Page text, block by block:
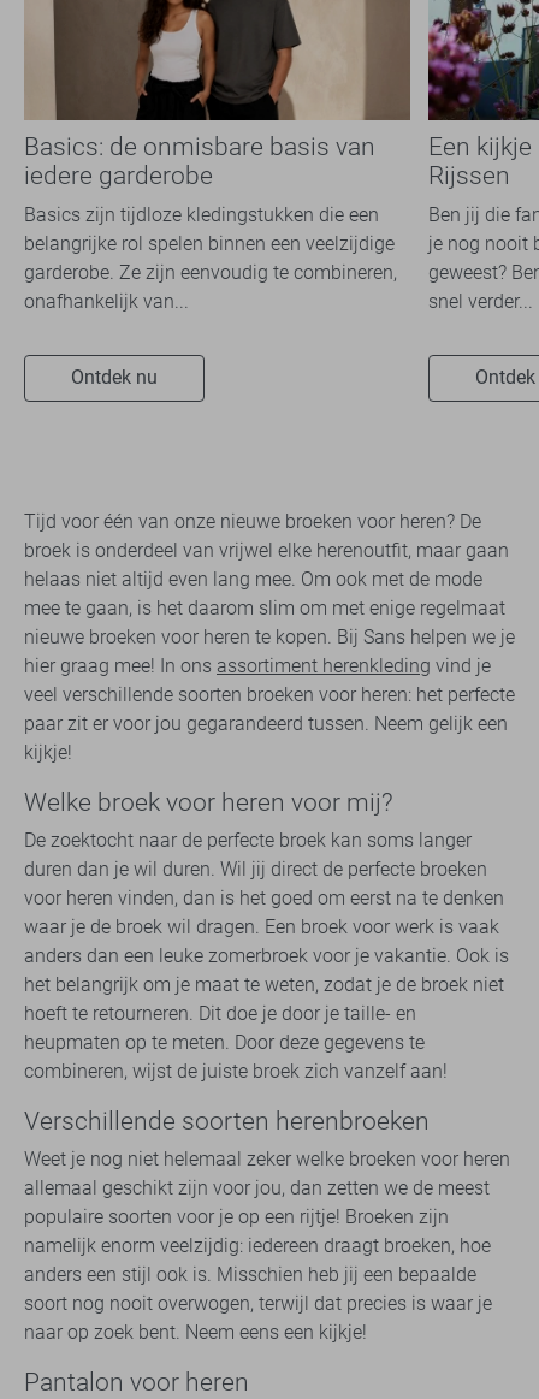
Basics: de onmisbare basis van
iedere garderobe
Basics zijn tijdloze kledingstukken die een
belangrijke rol spelen binnen een veelzijdige
garderobe. Ze zijn eenvoudig te combineren,
onafhankelijk van...
Ontdek nu
Een
Rijssen
Ben jij die
je nog nooit
geweest?
snel verder...
Tijd voor één van onze nieuwe broeken voor heren? De
broek is onderdeel van vrijwel elke herenoutfit, maar gaan
helaas niet altijd even lang mee. Om ook met de mode
mee te gaan, is het daarom slim om met enige regelmaat
nieuwe broeken voor heren te kopen. Bij Sans helpen we je
hier graag mee! In ons assortiment herenkleding vind je
veel verschillende soorten broeken voor heren: het perfecte
paar zit er voor jou gegarandeerd tussen. Neem gelijk een
kijkje!
Welke broek voor heren voor mij?
De zoektocht naar de perfecte broek kan soms langer
duren dan je wil duren. Wil jij direct de perfecte broeken
voor heren vinden, dan is het goed om eerst na te denken
waar je de broek wil dragen. Een broek voor werk is vaak
anders dan een leuke zomerbroek voor je vakantie. Ook is
het belangrijk om je maat te weten, zodat je de broek niet
hoeft te retourneren. Dit doe je door je taille- en
heupmaten op te meten. Door deze gegevens te
combineren, wijst de juiste broek zich vanzelf aan!
Verschillende soorten herenbroeken
Weet je nog niet helemaal zeker welke broeken voor heren
allemaal geschikt zijn voor jou, dan zetten we de meest
populaire soorten voor je op een rijtje! Broeken zijn
namelijk enorm veelzijdig: iedereen draagt broeken, hoe
anders een stijl ook is. Misschien heb jij een bepaalde
soort nog nooit overwogen, terwijl dat precies is waar je
naar op zoek bent. Neem eens een kijkje!
Pantalon voor heren